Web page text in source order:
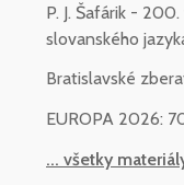
P. J. Šafárik -
slovanského
Bratislavské
EUROPA 2026:
... všetky